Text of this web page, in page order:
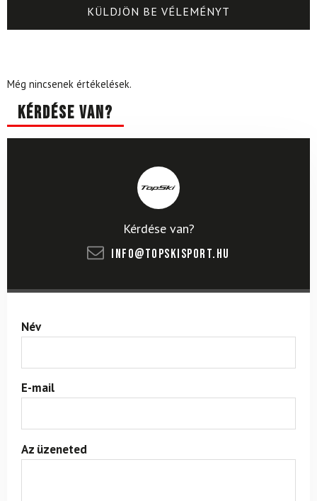
Még nincsenek értékelések.
Kérdése van?
Kérdése van?
info@topskisport.hu
Név
E-mail
Az üzeneted